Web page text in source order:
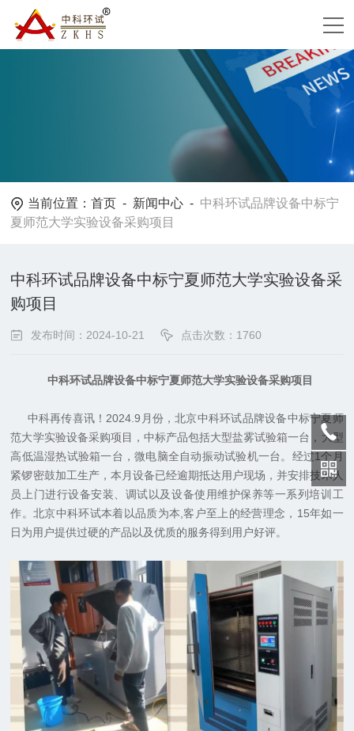
当前位置：首页 - 新闻中心 - 中科环试品牌设备中标宁
夏师范大学实验设备采购项目
中科环试品牌设备中标宁夏师范大学实验设备采
购项目
发布时间：2024-10-21 点击次数：1760
中科环试品牌设备中标宁夏师范大学实验设备采购项目
中科再传喜讯！2024.9月份，北京中科环试品牌设备中标宁夏师
范大学实验设备采购项目，中标产品包括大型盐雾试验箱一台，大型
高低温湿热试验箱一台，微电脑全自动振动试验机一台。经过1个月
紧锣密鼓加工生产，本月设备已经逾期抵达用户现场，并安排技术人
员上门进行设备安装、调试以及设备使用维护保养等一系列培训工
作。北京中科环试本着以品质为本,客户至上的经营理念，15年如一
日为用户提供过硬的产品以及优质的服务得到用户好评。